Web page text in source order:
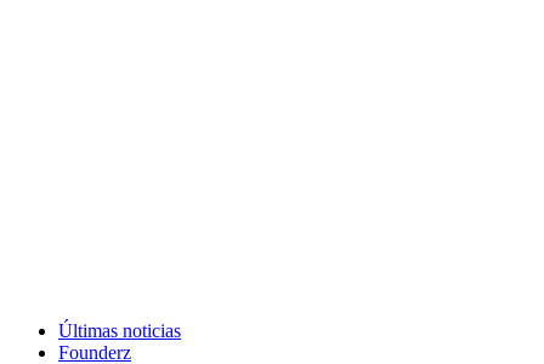
Últimas noticias
Founderz